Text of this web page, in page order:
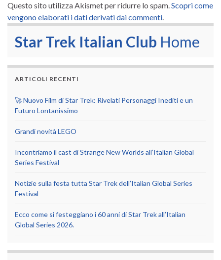
Questo sito utilizza Akismet per ridurre lo spam.Scopri come
vengono elaborati i dati derivati dai commenti.
Star Trek Italian Club Home
ARTICOLI RECENTI
🚀 Nuovo Film di Star Trek: Rivelati Personaggi Inediti e un
Futuro Lontanissimo
Grandi novità LEGO
Incontriamo il cast di Strange New Worlds all’Italian Global
Series Festival
Notizie sulla festa tutta Star Trek dell’Italian Global Series
Festival
Ecco come si festeggiano i 60 anni di Star Trek all’Italian
Global Series 2026.